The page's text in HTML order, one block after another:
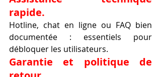
rapide.
Hotline, chat en ligne ou FAQ bien
documentée : essentiels pour
débloquer les utilisateurs.
Garantie et politique de